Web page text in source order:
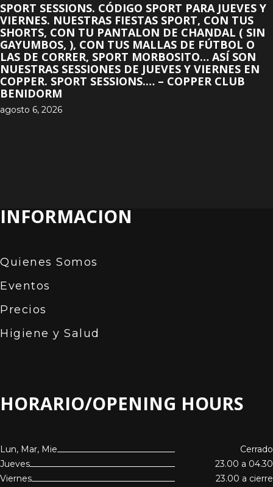
SPORT SESSIONS. CÓDIGO SPORT PARA JUEVES Y
VIERNES. NUESTRAS FIESTAS SPORT, CON TUS
SHORTS, CON TU PANTALON DE CHANDAL ( SIN
GAYUMBOS, ), CON TUS MALLAS DE FÚTBOL O
LAS DE CORRER, SPORT MORBOSITO… ASÍ SON
NUESTRAS SESSIONES DE JUEVES Y VIERNES EN
COPPER. SPORT SESSIONS.… – COPPER CLUB
BENIDORM
agosto 6, 2026
INFORMACION
Quienes Somos
Eventos
Precios
Higiene y Salud
HORARIO/OPENING HOURS
Lun, Mar, Mie
Cerrado
Jueves
23.00 a 04.30
Viernes
23.00 a cierre